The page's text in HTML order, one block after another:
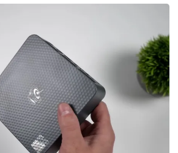
Tandem alliant une luminosité